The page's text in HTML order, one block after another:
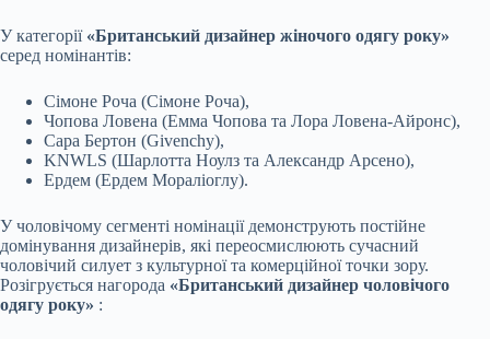
Укатегорії «Британський дизайнер жіночого одягу року»
серед номінантів:
Сімоне Роча (Сімоне Роча),
Чопова Ловена (Емма Чопова та Лора Ловена-Айронс),
Сара Бертон (Givenchy),
KNWLS (Шарлотта Ноулз та Александр Арсено),
Ердем (Ердем Мораліоглу).
У чоловічому сегменті номінації демонструють постійне
домінування дизайнерів, які переосмислюють сучасний
чоловічий силует з культурної та комерційної точки зору.
Розігрується нагорода «Британський дизайнер чоловічого
одягу року» :